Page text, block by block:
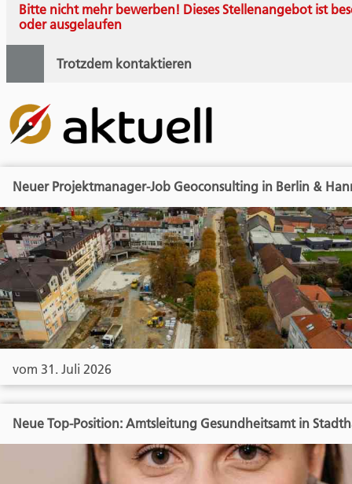
Bitte nicht mehr bewerben! Dieses Stellenangebot ist
oder ausgelaufen
Trotzdem kontaktieren
Neuer Projektmanager-Job Geoconsulting in Berlin &
vom 31. Juli 2026
Neue Top-Position: Amtsleitung Gesundheitsamt in